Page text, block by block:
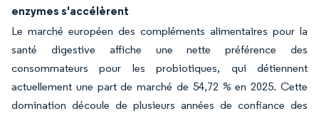
enzymes s'accélèrent
Le marché européen des compléments alimentaires pour la
santé digestive affiche une nette préférence des
consommateurs pour les probiotiques, qui détiennent
actuellement une part de marché de 54,72 % en 2025. Cette
domination découle de plusieurs années de confiance des